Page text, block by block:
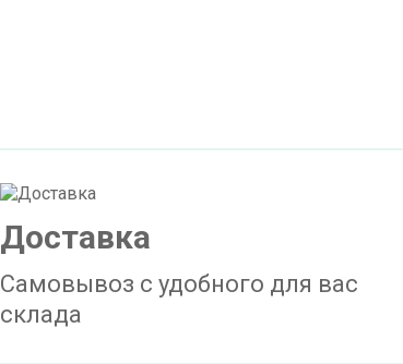
Доставка
Самовывоз с удобного для вас
склада